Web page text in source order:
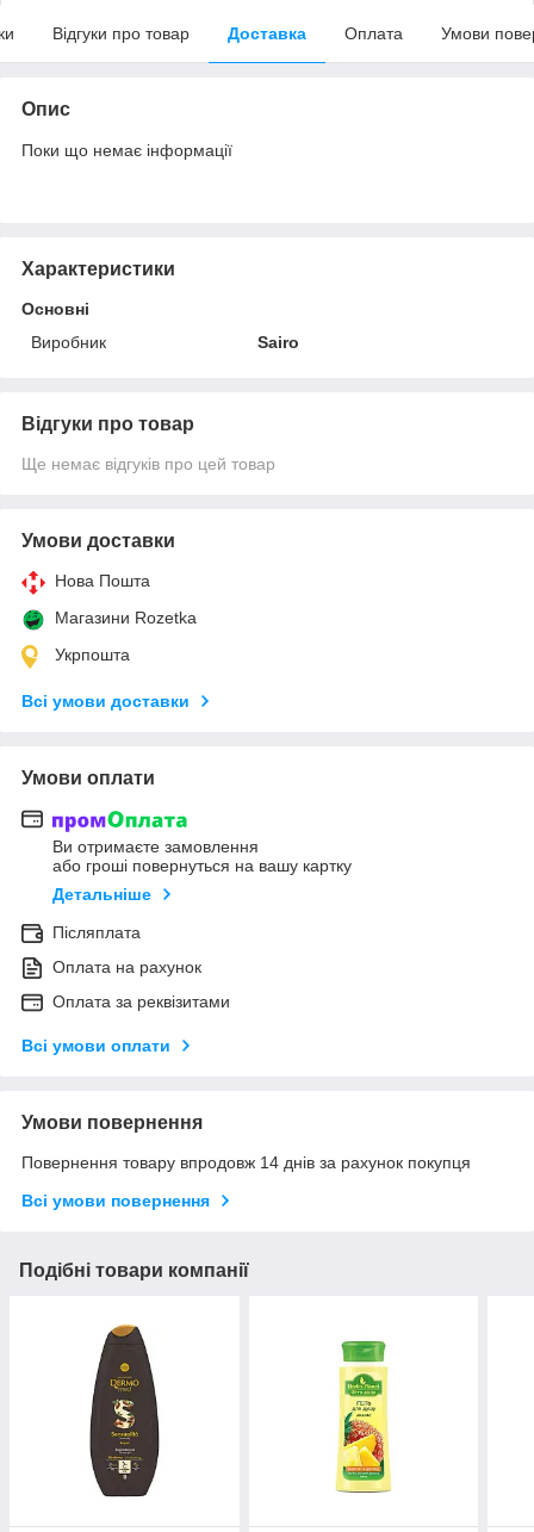
Відгуки про товар Доставка Оплата Умови
Опис
Поки що немає інформації
Характеристики
Основні
Виробник
Sairo
Відгуки про товар
Ще немає відгуків про цей товар
Умови доставки
Нова Пошта
Магазини Rozetka
Укрпошта
Всі умови доставки
Умови оплати
Ви отримаєте замовлення
або гроші повернуться на вашу картку
Детальніше
Післяплата
Оплата на рахунок
Оплата за реквізитами
Всі умови оплати
Умови повернення
Повернення товару впродовж 14 днів за рахунок покупця
Всі умови повернення
Подібні товари компанії